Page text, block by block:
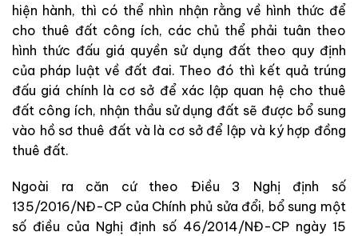
hiện hành, thì có thể nhìn nhận rằng về hình thức để
cho thuê đất công ích, các chủ thể phải tuân theo
hình thức đấu giá quyền sử dụng đất theo quy định
của pháp luật về đất đai. Theo đó thì kết quả trúng
đấu giá chính là cơ sở để xác lập quan hệ cho thuê
đất công ích, nhận thầu sử dụng đất sẽ được bổ sung
vào hồ sơ thuê đất và là cơ sở để lập và ký hợp đồng
thuê đất.
Ngoài ra căn cứ theo Điều 3 Nghị định số
135/2016/NĐ-CP của Chính phủ sửa đổi, bổ sung một
số điều của Nghị định số 46/2014/NĐ-CP ngày 15